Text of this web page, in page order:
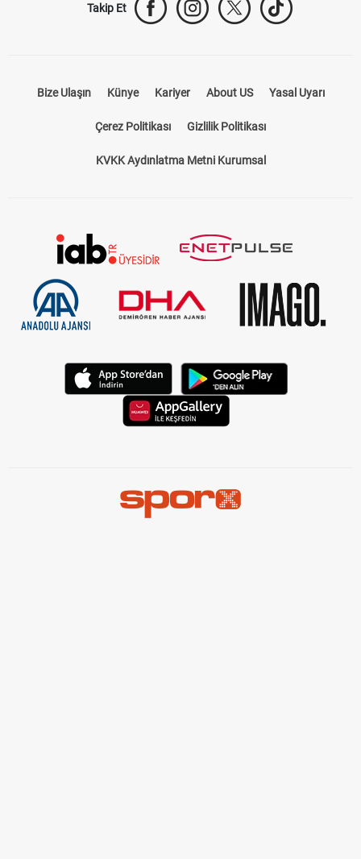
Takip Et
Bize Ulaşın Künye Kariyer About US Yasal Uyarı
Çerez Politikası Gizlilik Politikası
KVKK Aydınlatma Metni Kurumsal